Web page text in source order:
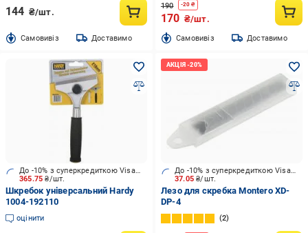
144 ₴/шт.
Cамовивіз Доставимо
190 -20 ₴
170 ₴/шт.
Cамовивіз Доставимо
365.75₴/шт.
До -10% з суперкредиткою Visa Вигода
Шкребок універсальний Hardy
1004-192110
оцінити
37.05₴/шт.
До -10% з суперкредиткою Visa Вигода
Лезо для скребка Montero XD-
DP-4
2